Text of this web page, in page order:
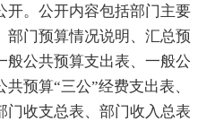
开。公开内容包括部门主要
部门预算情况说明、汇总预
般公共预算支出表、一般公
预算“三公”经费支出表、
门收支总表、部门收入总表